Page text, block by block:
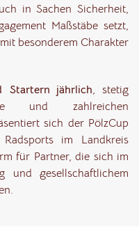
in Sachen Sicherheit,
Maßstäbe setzt,
besonderem Charakter
Startern jährlich, stetig
und zahlreichen
sich der PölzCup
im Landkreis
für Partner, die sich im
und gesellschaftlichem